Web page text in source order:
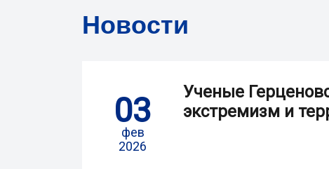
Новости
03
фев
2026
Ученые
экстремизм и